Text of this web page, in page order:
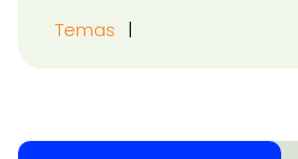
Temas